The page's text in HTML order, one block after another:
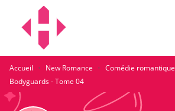
MENU
Accueil · New Romance · Comédie romantique
Bodyguards - Tome 04